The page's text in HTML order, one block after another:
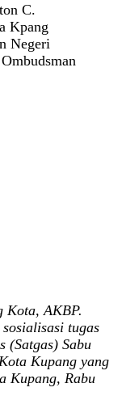
C.
Kpang
Negeri
Kota, AKBP.
tugas
(Satgas) Sabu
Kupang yang
Kupang, Rabu